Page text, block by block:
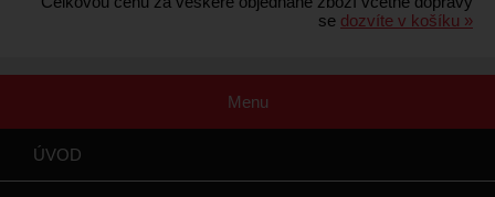
se dozvíte v košíku »
Menu
ÚVOD